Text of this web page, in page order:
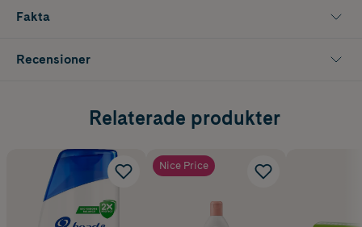
Fakta
Recensioner
Relaterade produkter
Nice Price